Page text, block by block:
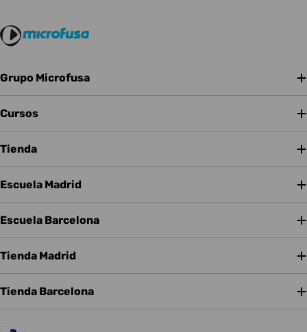
Grupo Microfusa
Cursos
Tienda
Escuela Madrid
Escuela Barcelona
Tienda Madrid
Tienda Barcelona